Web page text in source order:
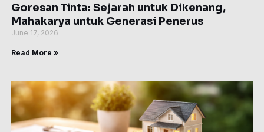
Goresan Tinta: Sejarah untuk Dikenang,
Mahakarya untuk Generasi Penerus
June 17, 2026
Read More »